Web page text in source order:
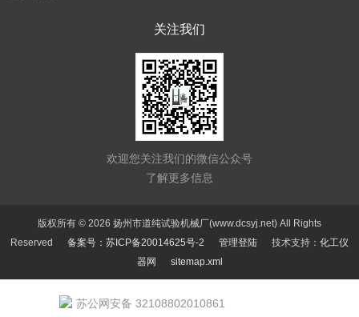
关注我们
欢迎您关注我们的微信公众号
了解更多信息
版权所有 © 2026 扬州市道纯试验机械厂(www.dcsyj.net) All Rights
Reserved 备案号：苏ICP备20014625号-2 管理登陆 技术支持： 化工仪
器网
sitemap.xml
苏公网安备 32108802010861